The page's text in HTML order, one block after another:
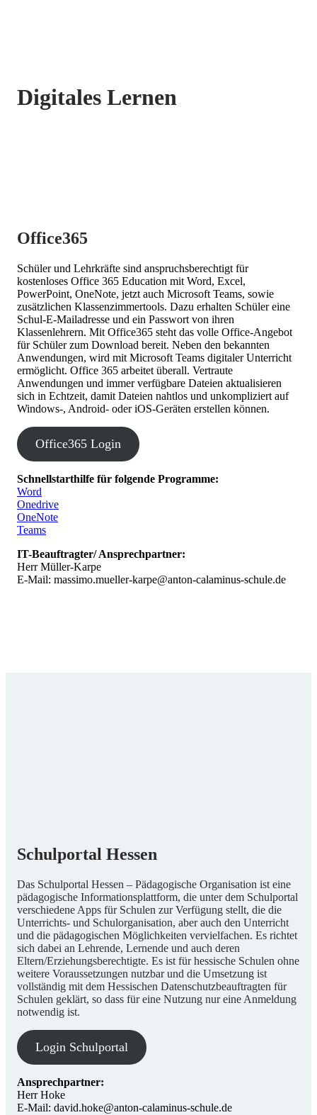
Digitales Lernen
Office365
Schüler und Lehrkräfte sind anspruchsberechtigt für
kostenloses Office 365 Education mit Word, Excel,
PowerPoint, OneNote, jetzt auch Microsoft Teams, sowie
zusätzlichen Klassenzimmertools. Dazu erhalten Schüler eine
Schul-E-Mailadresse und ein Passwort von ihren
Klassenlehrern. Mit Office365 steht das volle Office-Angebot
für Schüler zum Download bereit. Neben den bekannten
Anwendungen, wird mit Microsoft Teams digitaler Unterricht
ermöglicht. Office 365 arbeitet überall. Vertraute
Anwendungen und immer verfügbare Dateien aktualisieren
sich in Echtzeit, damit Dateien nahtlos und unkompliziert auf
Windows-, Android- oder iOS-Geräten erstellen können.
Office365 Login
Schnellstarthilfe für folgende Programme:
Word
Onedrive
OneNote
Teams
IT-Beauftragter/ Ansprechpartner:
Herr Müller-Karpe
E-Mail: massimo.mueller-karpe@anton-calaminus-schule.de
Schulportal Hessen
Das Schulportal Hessen – Pädagogische Organisation ist eine
pädagogische Informationsplattform, die unter dem Schulportal
verschiedene Apps für Schulen zur Verfügung stellt, die die
Unterrichts- und Schulorganisation, aber auch den Unterricht
und die pädagogischen Möglichkeiten vervielfachen. Es richtet
sich dabei an Lehrende, Lernende und auch deren
Eltern/Erziehungsberechtigte. Es ist für hessische Schulen ohne
weitere Voraussetzungen nutzbar und die Umsetzung ist
vollständig mit dem Hessischen Datenschutzbeauftragten für
Schulen geklärt, so dass für eine Nutzung nur eine Anmeldung
notwendig ist.
Login Schulportal
Ansprechpartner:
Herr Hoke
E-Mail: david.hoke@anton-calaminus-schule.de